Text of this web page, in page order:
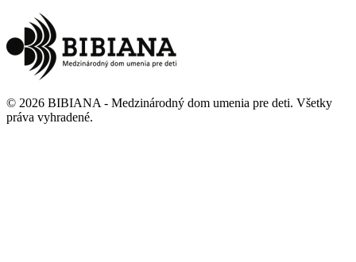
© 2026 BIBIANA - Medzinárodný dom umenia pre deti. Všetky
práva vyhradené.